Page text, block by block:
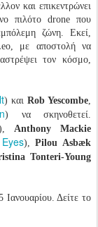
και επικεντρώνει
πιλότο drone που
ζώνη. Εκεί,
με αποστολή να
τον κόσμο,
) και Rob Yescombe,
) να σκηνοθετεί.
Anthony Mackie
),Pilou Asbæk
Tonteri-Young
Ιανουαρίου. Δείτε το